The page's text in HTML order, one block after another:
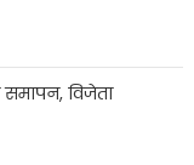
विजेता